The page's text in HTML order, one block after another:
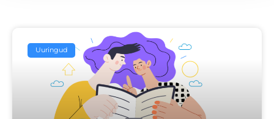
Uuringud